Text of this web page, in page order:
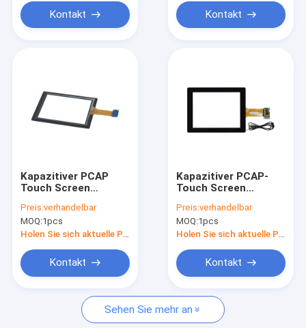
Über uns
Nachrichten
Alle Fälle
PCAP-Noten-Monitor
Kontakt Kontakt
Kapazitiver PCAP
Touch Screen
intelligente
Schließfächer 10,4
Zoll
Preis:verhandelbar
MOQ:1pcs
Holen Sie sich aktuelle Preis
Kontakt
Kapazitiver PCAP-
Touch Screen
mit USB-
Schnittstelle 10,4
Zoll Blendschutz
Preis:verhandelbar
MOQ:1pcs
Holen Sie sich aktuelle Preis
Kontakt
Sehen Sie mehr an